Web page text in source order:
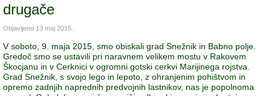
drugače
Objavljeno 13 maj 2015
V soboto, 9. maja 2015, smo obiskali grad Snežnik in Babno polje.
Gredoč smo se ustavili pri naravnem velikem mostu v Rakovem
Škocjanu in v Cerknici v ogromni gotski cerkvi Marijinega rojstva.
Grad Snežnik, s svojo lego in lepoto, z ohranjenim pohištvom in
opremo zadnjih naprednih predvojnih lastnikov, nas je popolnoma